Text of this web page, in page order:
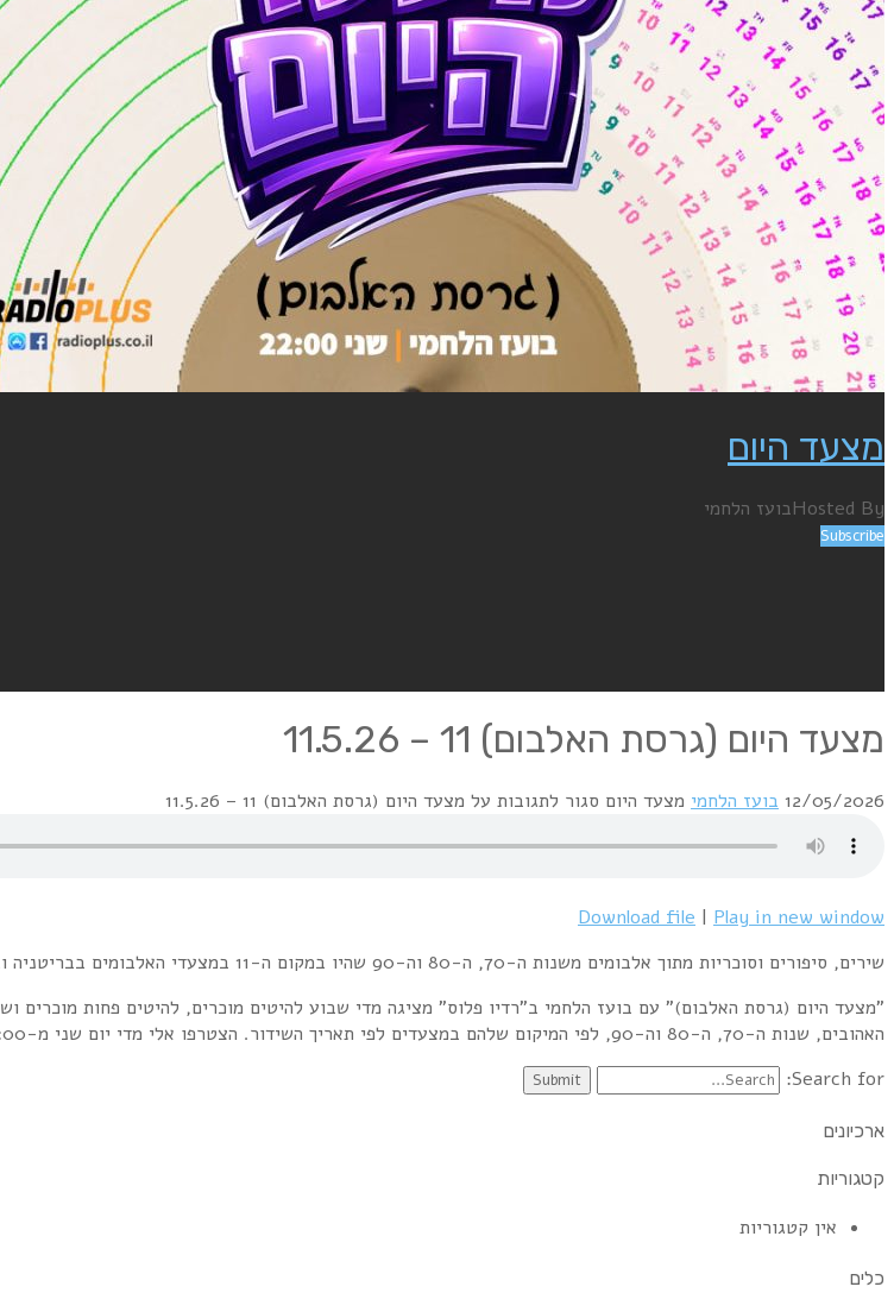
מצעד היום
Hosted Byבועז הלחמי
Subscribe
מצעד היום (גרסת האלבום) 11 – 11.5.26
12/05/2026 בועז הלחמי מצעד היום סגור לתגובות על מצעד היום (גרסת האלבום) 11 – 11.5.26
Download file | Play in new window
שירים, סיפורים וסוכריות מתוך אלבומים משנות ה-70, ה-80 וה-90 שהיו במקום ה-11 במצעדי האלבומים בבריטניה ובארה"ב בדיוק ב-11 במאי.
"מצעד היום (גרסת האלבום)" עם בועז הלחמי ב"רדיו פלוס" מציגה מדי שבוע להיטים מוכרים, להיטים פחות מוכרים
האהובים, שנות ה-70, ה-80 וה-90, לפי המיקום שלהם במצעדים לפי תאריך השידור. הצטרפו אלי מדי יום שני מ-22:00 ועד חצות לשעתיים של הרבה מוזיקה טובה וקצת ידע.
Search for:
ארכיונים
קטגוריות
אין קטגוריות
כלים